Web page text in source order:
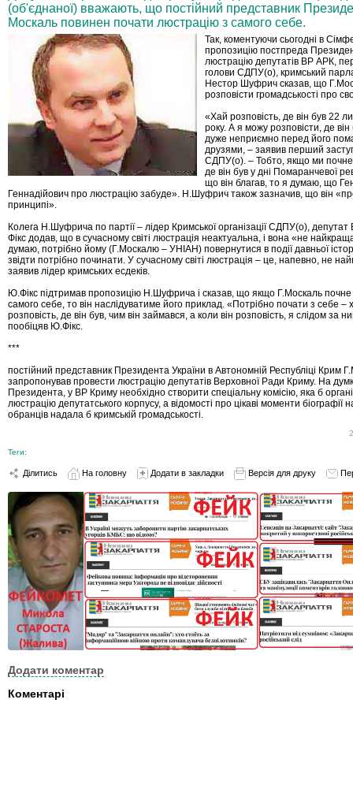
(об'єднаної) вважають, що постійний представник
Москаль повинен почати люстрацію з самого себе.
Так, коментуючи сьогодні в
пропозицію постпреда
люстрацію депутатів ВР АРК,
голови СДПУ(о), кримський
Нестор Шуфрич сказав, що
розповісти громадськості про
«Хай розповість, де він був 22
року. А я можу розповісти, де
дуже неприємно перед його
друзями, – заявив перший
СДПУ(о). – Тобто, якщо ми
де він був у дні Помаранчевої
що він благав, то я думаю, що
Геннадійович про люстрацію забуде». Н.Шуфрич також зазначив, що він
принципі».
Колега Н.Шуфрича по партії – лідер Кримської організації СДПУ(о),
Фікс додав, що в сучасному світі люстрація неактуальна, і вона «не
думаю, потрібно йому (Г.Москалю – УНІАН) повернутися в події давньої
звідти потрібно починати. У сучасному світі люстрація – це, напевно, не
заявив лідер кримських есдеків.
Ю.Фікс підтримав пропозицію Н.Шуфрича і сказав, що якщо Г.Москаль
самого себе, то він наслідуватиме його приклад. «Потрібно почати з себе –
розповість, де він був, чим він займався, а коли він розповість, я слідом за
пообіцяв Ю.Фікс.
***
постійний представник Президента України в Автономній Республіці Крим
запропонував провести люстрацію депутатів Верховної Ради Криму. На
Президента, у ВР Криму необхідно створити спеціальну комісію, яка б
люстрацію депутатського корпусу, а відомості про цікаві моменти біографії
обранців надала б кримській громадськості.
Теги:
Ділитись На головну Додати в закладки Версія для друку
Додати коментар
Коментарі